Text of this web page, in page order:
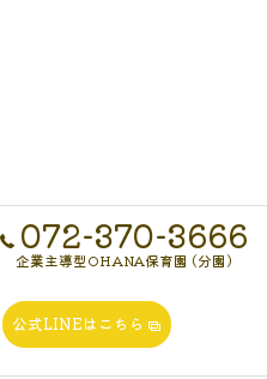
072-370-3666
企業主導型OHANA保育園 (分園)
公式LINEはこちら